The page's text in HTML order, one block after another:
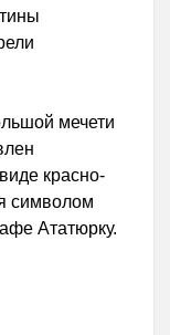
мечети
красно-
символом
Ататюрку.